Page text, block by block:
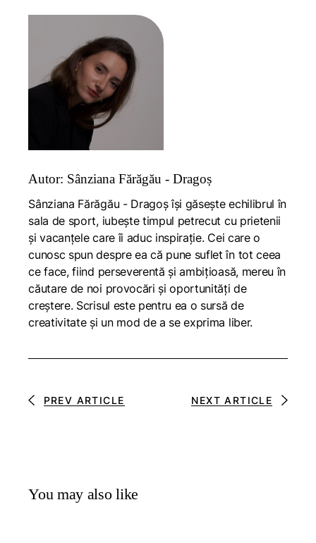
Autor: Sânziana Fărăgău - Dragoș
Sânziana Fărăgău - Dragoș își găsește echilibrul în
sala de sport, iubește timpul petrecut cu prietenii
și vacanțele care îi aduc inspirație. Cei care o
cunosc spun despre ea că pune suflet în tot ceea
ce face, fiind perseverentă și ambițioasă, mereu în
căutare de noi provocări și oportunități de
creștere. Scrisul este pentru ea o sursă de
creativitate și un mod de a se exprima liber.
PREV ARTICLE NEXT ARTICLE
You may also like